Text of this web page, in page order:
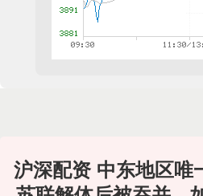
沪深配资 中东地区唯